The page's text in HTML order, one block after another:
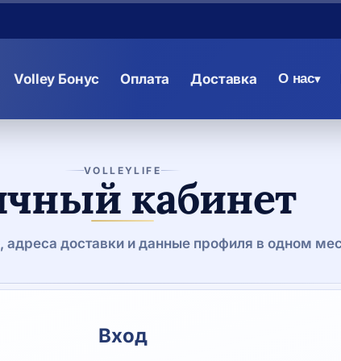
Volley Бонус Оплата Доставка О нас▾
VOLLEYLIFE
кабинет
адреса доставки и данные профиля в одном
Вход